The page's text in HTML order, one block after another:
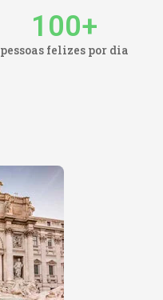
100+
pessoas felizes por dia